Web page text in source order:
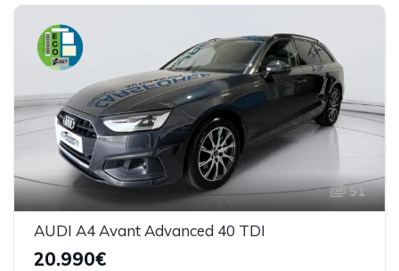
51
AUDI A4 Avant Advanced 40 TDI
20.990€